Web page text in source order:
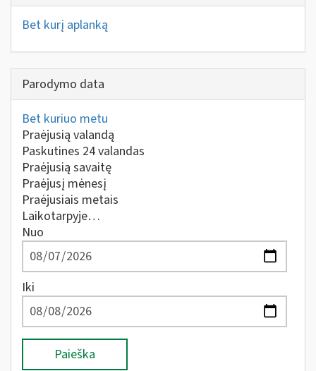
Bet kurį aplanką
Parodymo data
Bet kuriuo metu
Praėjusią valandą
Paskutines 24 valandas
Praėjusią savaitę
Praėjusį mėnesį
Praėjusiais metais
Laikotarpyje…
Nuo
Iki
Paieška